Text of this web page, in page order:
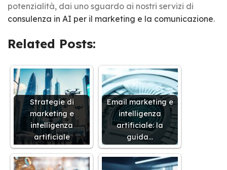
potenzialità, dai uno sguardo ai nostri servizi di
consulenza in AI per il marketing e la comunicazione.
Related Posts:
Strategie di
marketing e
intelligenza
artificiale
Email marketing e
intelligenza
artificiale: la
guida…